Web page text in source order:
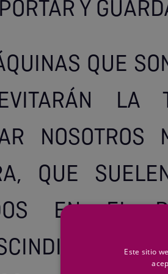
Y
QUE
LA
QUE
EN EL
Este sitio